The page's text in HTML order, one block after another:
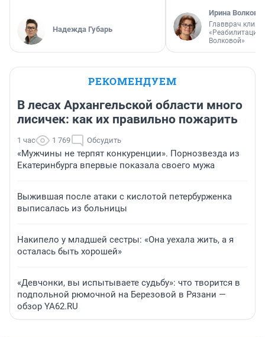
Надежда Губарь
Ирина Волкова
Главврач
«Реабилитация
Волковой»
РЕКОМЕНДУЕМ
В лесах Архангельской области много
лисичек: как их правильно пожарить
1 час 1 769 Обсудить
«Мужчины не терпят конкуренции». Порнозвезда из
Екатеринбурга впервые показала своего мужа
Выжившая после атаки с кислотой петербурженка
выписалась из больницы
Накипело у младшей сестры: «Она уехала жить, а я
осталась быть хорошей»
«Девчонки, вы испытываете судьбу»: что творится в
подпольной рюмочной на Березовой в Рязани —
обзор YA62.RU